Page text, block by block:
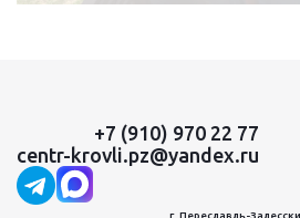
+7 (910) 970 22 77
centr-krovli.pz@yandex.ru
г. Переславль-